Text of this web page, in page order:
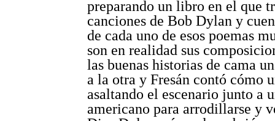
preparando un libro en el que
canciones de Bob Dylan y
de cada uno de esos poemas
son en realidad sus
las buenas historias de cama
a la otra y Fresán contó cómo
asaltando el escenario junto a
americano para arrodillarse y